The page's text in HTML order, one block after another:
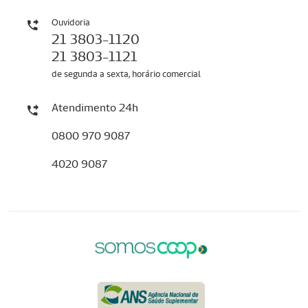
Ouvidoria
21 3803-1120
21 3803-1121
de segunda a sexta, horário comercial
Atendimento 24h
0800 970 9087
4020 9087